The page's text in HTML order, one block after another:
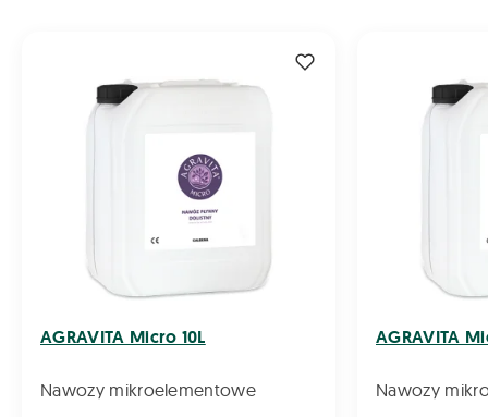
AGRAVITA Micro 10L
Nawozy mikroelementowe
AGRAVITA
Nawozy